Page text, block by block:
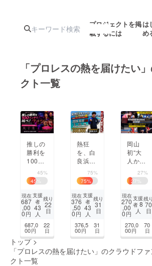
プロジェクトを掲
載するには
は
め
人気のプロ 注目のリ
アート・写真
テクノロジー・ガジェット
ビジネス・起業
「プロレスの熱を届けたい
クト一覧
推しの
勝利を
100イ
ンチで
叫べ！
『ス
ポって
Juncti
on』
45%
45
現在
687
,00
0円
支援
者
43
人
残り
22
日
687,0
00円
22
日
熱狂
を、白
良浜か
ら。
ビーチ
ファイ
ト開幕
プロ
ジェク
75%
75%
現在
376
,50
0円
支援
者
43
人
残り
31
日
376,5
00円
31
日
岡山
初“大
人から
子供ま
で“挑
戦でき
るレス
リング
道場世
指す環
境づく
援を
27%
27
現在
270
,00
0円
支援
者8
人
残り
70
日
270,0
00円
70
日
トップ >
「プロレスの熱を届けたい」のクラウドフ
クト一覧